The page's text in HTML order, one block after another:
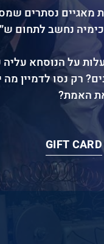
מאגיים נסתרים
נחשב לתחום
על הנוסחא עליה
רק נסו לדמיין
את האמת?
GIFT CARD